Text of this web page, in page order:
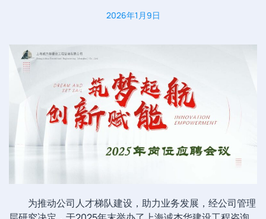
2026年1月9日
为推动公司人才梯队建设，助力业务发展，经公司管理